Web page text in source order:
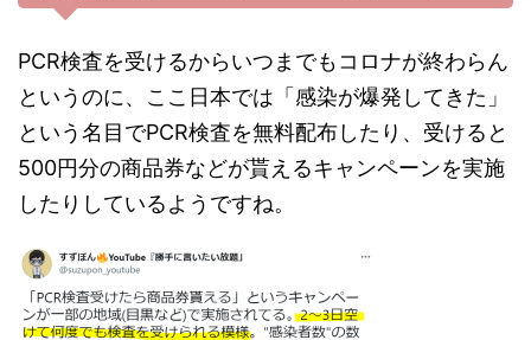
PCR検査を受けるからいつまでもコロナが終わらん
というのに、ここ日本では「感染が爆発してきた」
という名目でPCR検査を無料配布したり、受けると
500円分の商品券などが貰えるキャンペーンを実施
したりしているようですね。